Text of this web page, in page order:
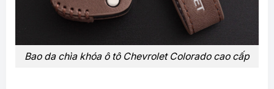
Bao da chìa khóa ô tô Chevrolet Colorado cao cấp